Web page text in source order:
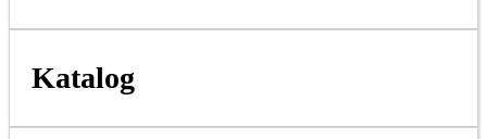
Katalog